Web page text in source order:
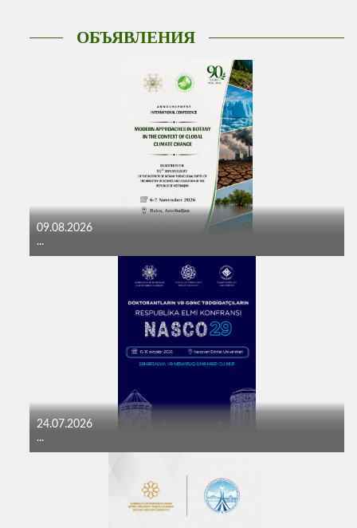
ОБЪЯВЛЕНИЯ
09.08.2026
...
24.07.2026
...